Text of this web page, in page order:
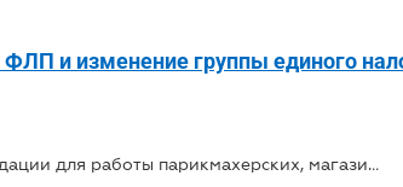
и изменение группы единого
Утверждены рекомендации для работы парикмахерских, магазинов и офисов с 11 мая